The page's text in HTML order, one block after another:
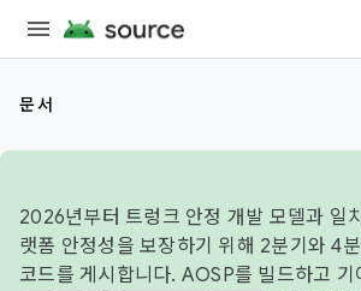
문서
2026년부터 트렁크 안정 개발 모델과 일
랫폼 안정성을 보장하기 위해 2분기와 4
코드를 게시합니다. AOSP를 빌드하고 기